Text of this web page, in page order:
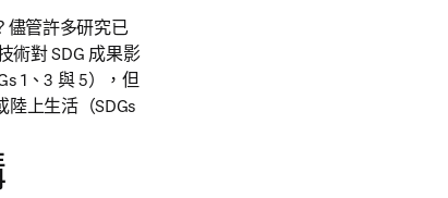
儘管許多研究已
術對 SDG 成果影
1、3 與 5），但
上生活（SDGs